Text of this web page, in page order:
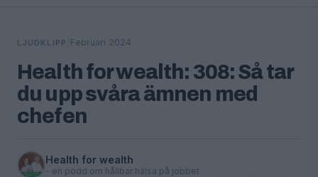
LJUDKLIPP Februari 2024
Health for wealth: 308: Så tar
du upp svåra ämnen med
chefen
Health for wealth
- en podd om hållbar hälsa på jobbet